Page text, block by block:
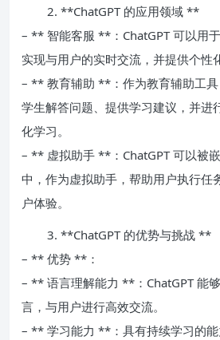
2. **ChatGPT 的应用领域 **
– ** 智能客服 **：ChatGPT 可以用
实现与用户的实时交流，并提供个性
– ** 教育辅助 **：作为教育辅助工具
学生解答问题、提供学习建议，并进
化学习。
– ** 虚拟助手 **：ChatGPT 可以被
中，作为虚拟助手，帮助用户执行任
户体验。
3. **ChatGPT 的优势与挑战 **
– ** 优势 **：
– ** 语言理解能力 **：ChatGPT 能
言，与用户进行高效交流。
– ** 学习能力 **：具有持续学习的